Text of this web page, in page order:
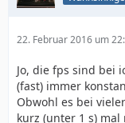
22. Februar 2016 um
Jo, die fps sind bei
(fast) immer
Obwohl es bei
kurz (unter 1 s)